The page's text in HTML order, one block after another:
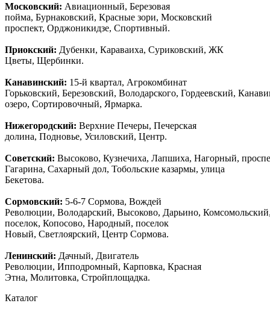
Московский: Авиационный, Березовая
пойма, Бурнаковский, Красные зори, Московский
проспект, Орджоникидзе, Спортивный.
Приокский: Дубенки, Караваиха, Суриковский, ЖК
Цветы, Щербинки.
Канавинский: 15-й квартал, Агрокомбинат
Горьковский, Березовский, Володарского, Гордеевский,
озеро, Сортировочный, Ярмарка.
Нижегородский: Верхние Печеры, Печерская
долина, Подновье, Усиловский, Центр.
Советский: Высоково, Кузнечиха, Лапшиха, Нагорный,
Гагарина, Сахарный дол, Тобольские казармы, улица
Бекетова.
Сормовский: 5-6-7 Сормова, Вождей
Революции, Володарский, Высоково, Дарьино,
поселок, Копосово, Народный, поселок
Новый, Светлоярский, Центр Сормова.
Ленинский: Дачный, Двигатель
Революции, Ипподромный, Карповка, Красная
Этна, Молитовка, Стройплощадка.
Каталог